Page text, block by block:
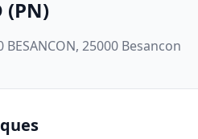
(PN)
25000 Besancon